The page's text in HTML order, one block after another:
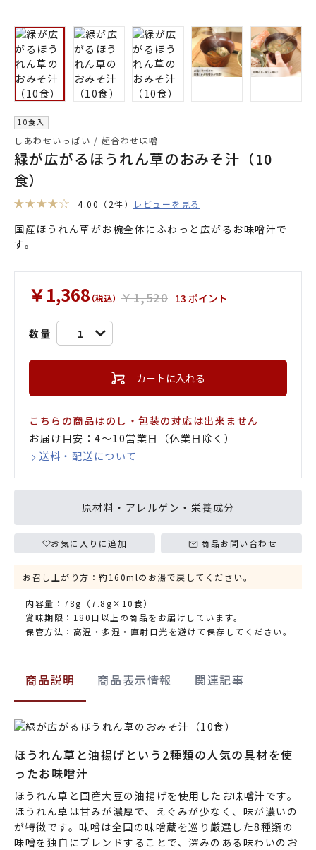
10食入
しあわせいっぱい / 超合わせ味噌
緑が広がるほうれん草のおみそ汁（10
食）
4.00 （2件） レビューを見る
国産ほうれん草がお椀全体にふわっと広がるお味噌汁で
す。
￥1,368（税込） ￥1,520 13 ポイント
数量 1
カートに入れる
こちらの商品はのし・包装の対応は出来ません
お届け目安：4〜10営業日（休業日除く）
送料・配送について
原材料・アレルゲン・栄養成分
お気に入りに追加 商品お問い合わせ
お召し上がり方：約160mlのお湯で戻してください。
内容量：78g（7.8g×10食）
賞味期限：180日以上の商品をお届けしています。
保管方法：高温・多湿・直射日光を避けて保存してください。
商品説明 商品表示情報 関連記事
ほうれん草と油揚げという2種類の人気の具材を使
ったお味噌汁
ほうれん草と国産大豆の油揚げを使用したお味噌汁です。
ほうれん草は甘みが濃厚で、えぐみが少なく、味が濃いの
が特徴です。味噌は全国の味噌蔵を巡り厳選した8種類の
味噌を独自にブレンドすることで、深みのある味わいのお